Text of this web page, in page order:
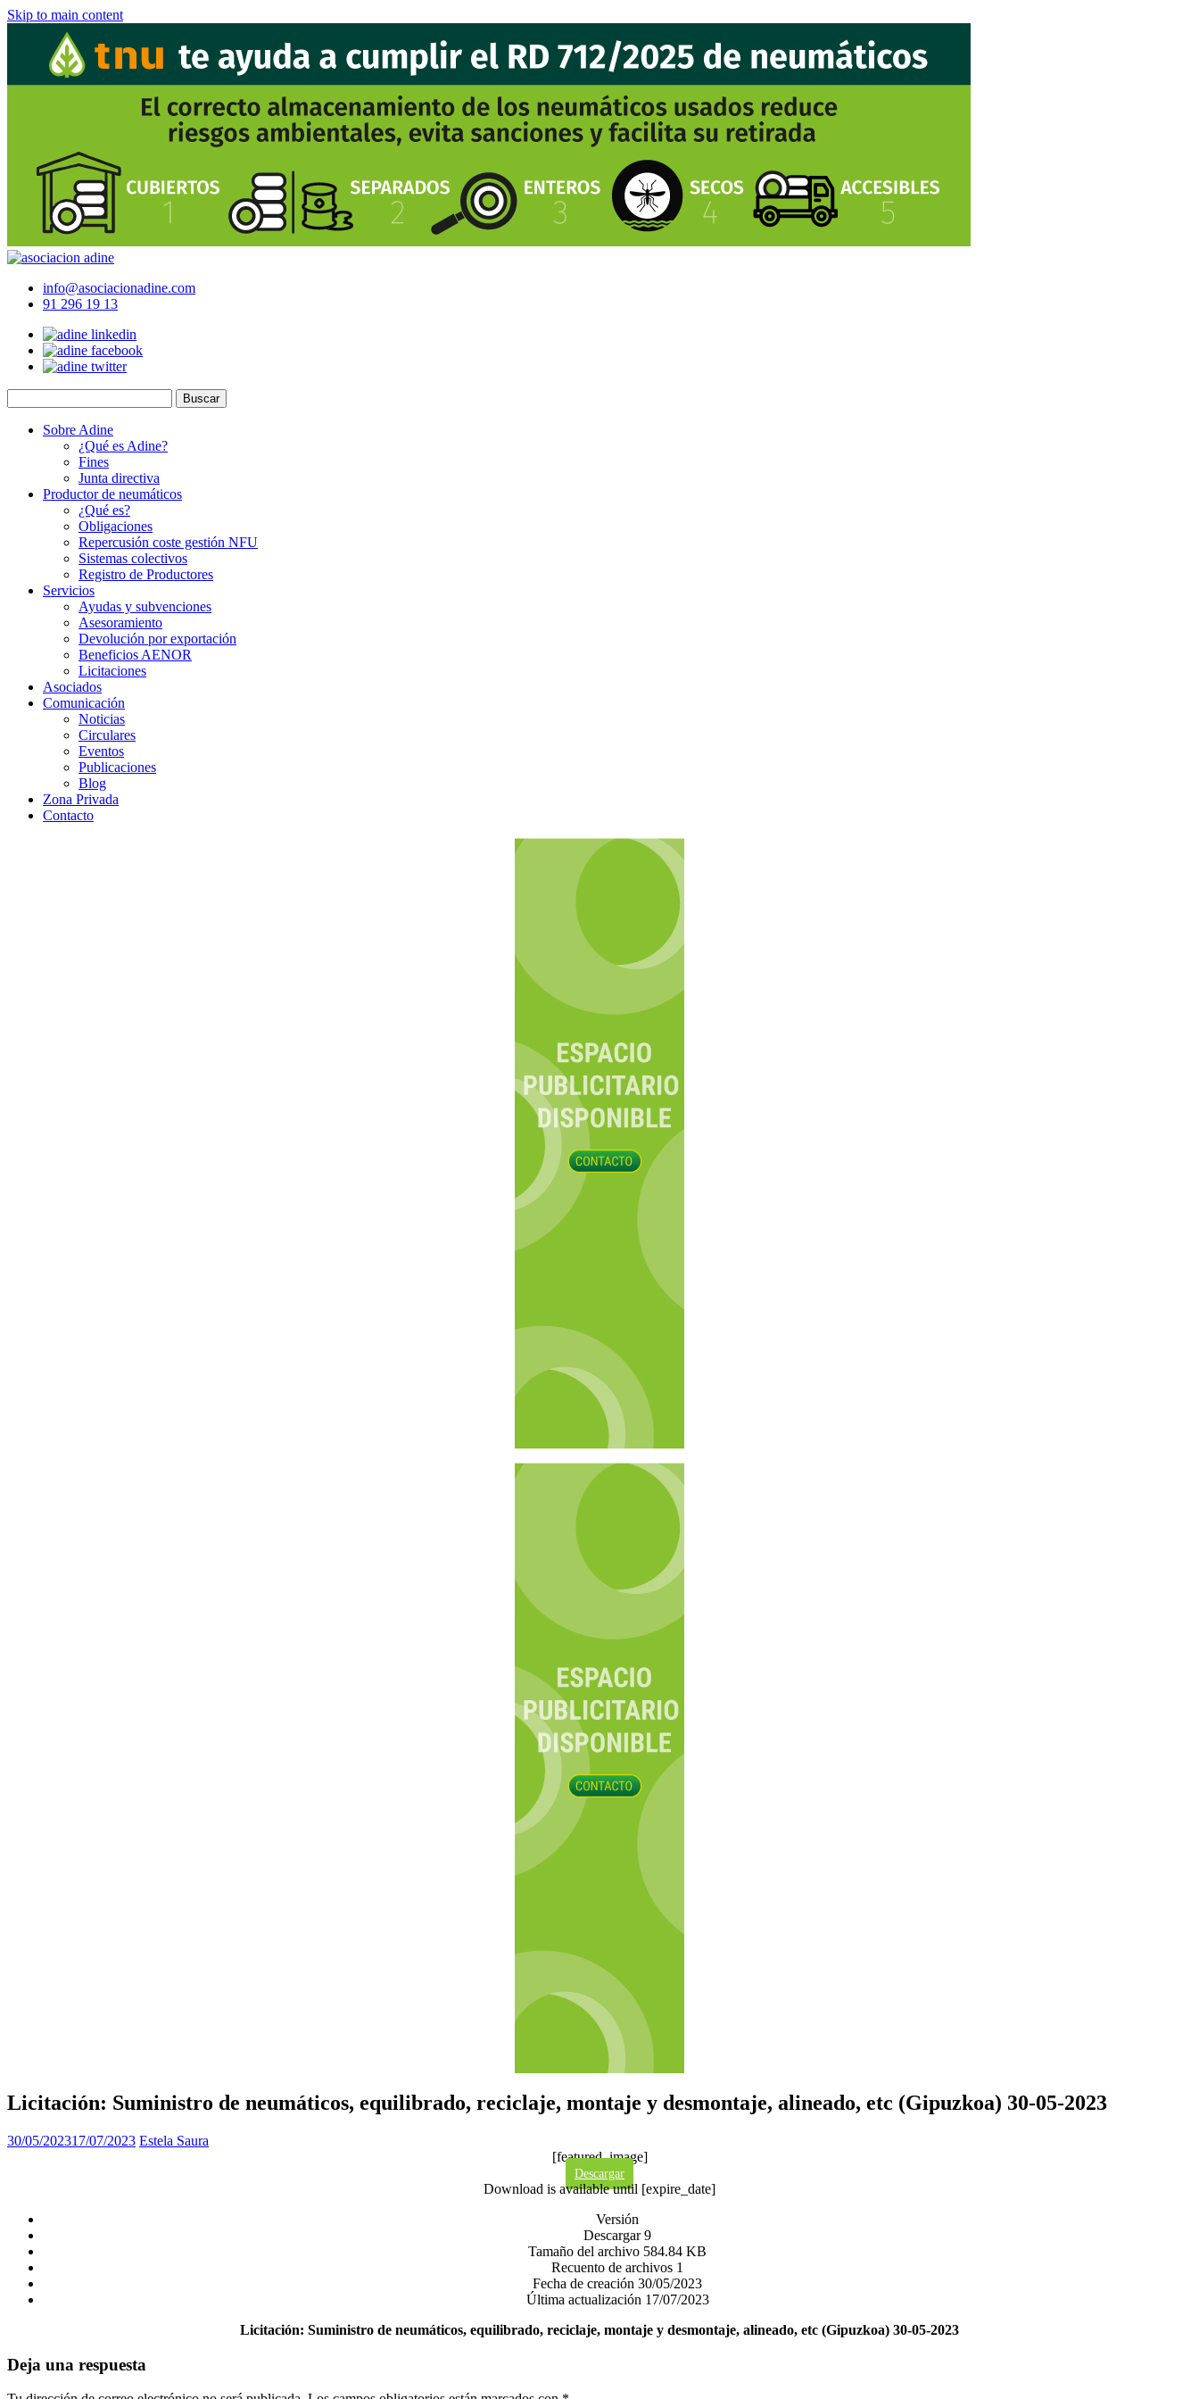
Skip to main content
info@asociacionadine.com
91 296 19 13
Sobre Adine
¿Qué es Adine?
Fines
Junta directiva
Productor de neumáticos
¿Qué es?
Obligaciones
Repercusión coste gestión NFU
Sistemas colectivos
Registro de Productores
Servicios
Ayudas y subvenciones
Asesoramiento
Devolución por exportación
Beneficios AENOR
Licitaciones
Asociados
Comunicación
Noticias
Circulares
Eventos
Publicaciones
Blog
Zona Privada
Contacto
Licitación: Suministro de neumáticos, equilibrado, reciclaje, montaje y desmontaje, alineado, etc (Gipuzkoa) 30-05-2023
30/05/202317/07/2023 Estela Saura
[featured_image]
Descargar
Download is available until [expire_date]
Versión
Descargar9
Tamaño del archivo 584.84 KB
Recuento de archivos 1
Fecha de creación 30/05/2023
Última actualización 17/07/2023
Licitación: Suministro de neumáticos, equilibrado, reciclaje, montaje y desmontaje, alineado, etc (Gipuzkoa) 30-05-2023
Deja una respuesta